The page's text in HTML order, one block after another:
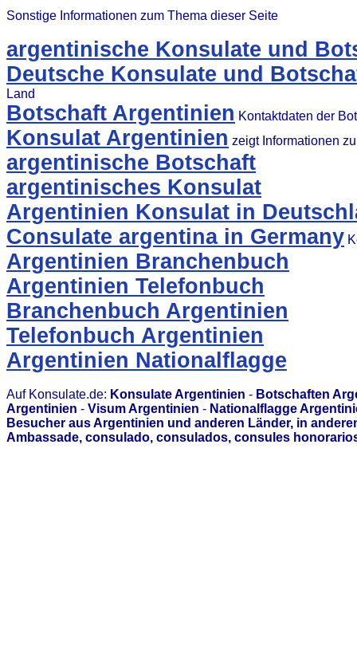
Sonstige Informationen zum Thema dieser Seite
argentinische Konsulate und
Deutsche Konsulate und
Land
Botschaft Argentinien Kontaktdaten der
Konsulat Argentinien zeigt Informationen
argentinische Botschaft
argentinisches Konsulat
Argentinien Konsulat in
Consulate argentina in Germany
Argentinien Branchenbuch
Argentinien Telefonbuch
Branchenbuch Argentinien
Telefonbuch Argentinien
Argentinien Nationalflagge
Auf Konsulate.de: Konsulate Argentinien - Botschaften
Argentinien - Visum Argentinien - Nationalflagge
Besucher aus Argentinien und anderen Länder, in
Ambassade, consulado, consulados, consules